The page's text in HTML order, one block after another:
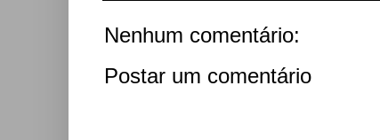
Nenhum comentário:
Postar um comentário